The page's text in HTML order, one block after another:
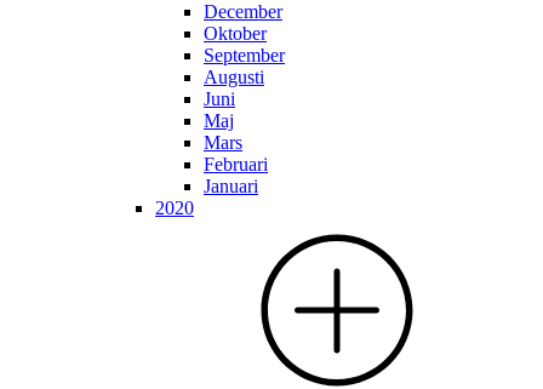
December
Oktober
September
Augusti
Juni
Maj
Mars
Februari
Januari
2020